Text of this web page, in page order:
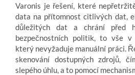
Varonis je řešení, které
data na přítomnost citlivých dat,
důležitých dat a chrání před
bezpečnostních politik, to vše v
který nevyžaduje manuální práci.
skenování dostupných zdrojů,
slepého úhlu, a to pomocí